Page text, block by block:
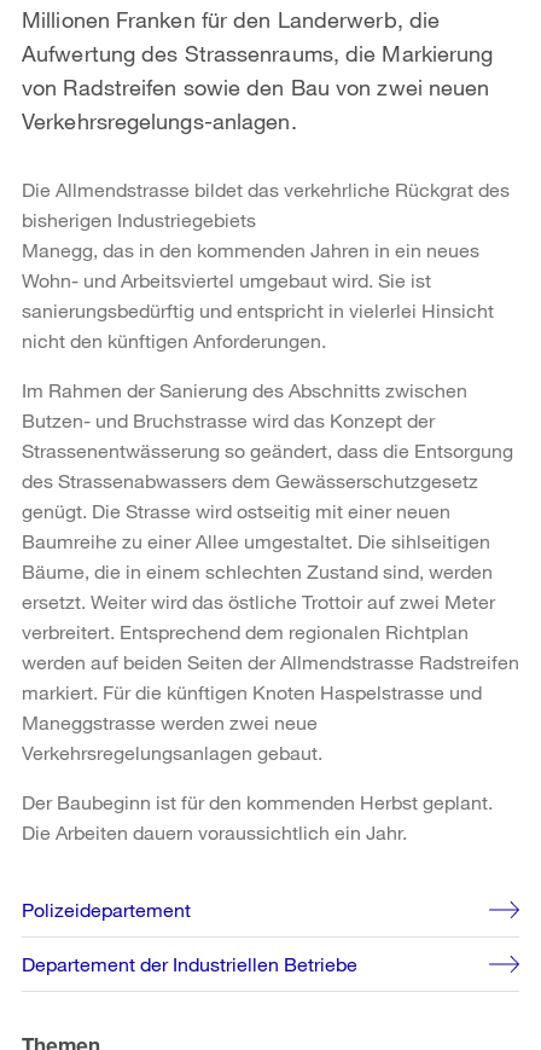
Millionen Franken für den Landerwerb, die
Aufwertung des Strassenraums, die Markierung
von Radstreifen sowie den Bau von zwei neuen
Verkehrsregelungs-anlagen.
Die Allmendstrasse bildet das verkehrliche Rückgrat des
bisherigen Industriegebiets
Manegg, das in den kommenden Jahren in ein neues
Wohn- und Arbeitsviertel umgebaut wird. Sie ist
sanierungsbedürftig und entspricht in vielerlei Hinsicht
nicht den künftigen Anforderungen.
Im Rahmen der Sanierung des Abschnitts zwischen
Butzen- und Bruchstrasse wird das Konzept der
Strassenentwässerung so geändert, dass die Entsorgung
des Strassenabwassers dem Gewässerschutzgesetz
genügt. Die Strasse wird ostseitig mit einer neuen
Baumreihe zu einer Allee umgestaltet. Die sihlseitigen
Bäume, die in einem schlechten Zustand sind, werden
ersetzt. Weiter wird das östliche Trottoir auf zwei Meter
verbreitert. Entsprechend dem regionalen Richtplan
werden auf beiden Seiten der Allmendstrasse Radstreifen
markiert. Für die künftigen Knoten Haspelstrasse und
Maneggstrasse werden zwei neue
Verkehrsregelungsanlagen gebaut.
Der Baubeginn ist für den kommenden Herbst geplant.
Die Arbeiten dauern voraussichtlich ein Jahr.
Weitere
Informationen
Polizeidepartement
Departement der Industriellen Betriebe
Themen